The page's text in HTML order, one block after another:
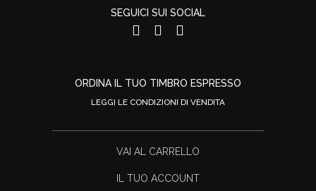
SEGUICI SUI SOCIAL
ORDINA IL TUO TIMBRO ESPRESSO
LEGGI LE CONDIZIONI DI VENDITA
VAI AL CARRELLO
IL TUO ACCOUNT